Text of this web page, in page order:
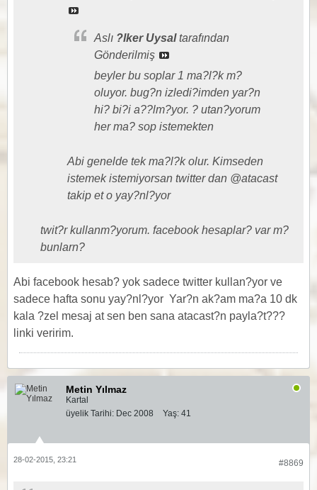
Aslı ?lker Uysaltarafından
Gönderilmiş
beyler bu soplar 1 ma?l?k m?
oluyor. bug?n izledi?imden yar?n
hi? bi?i a??lm?yor. ? utan?yorum
her ma? sop istemekten
Abi genelde tek ma?l?k olur. Kimseden
istemek istemiyorsan twitter dan @atacast
takip et o yay?nl?yor
twit?r kullanm?yorum. facebook hesaplar? var m?
bunlarn?
Abi facebook hesab? yok sadece twitter kullan?yor ve
sadece hafta sonu yay?nl?yor Yar?n ak?am ma?a 10 dk
kala ?zel mesaj at sen ben sana atacast?n payla?t???
linki veririm.
Metin Yılmaz
Kartal
üyelik Tarihi: Dec 2008 Yaş: 41
#8869
28-02-2015, 23:21